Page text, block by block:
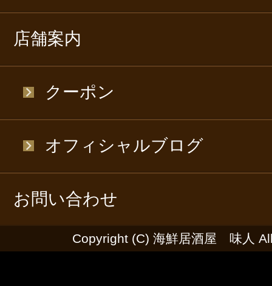
店舗案内
クーポン
オフィシャルブログ
お問い合わせ
Copyright (C) 海鮮居酒屋 味人